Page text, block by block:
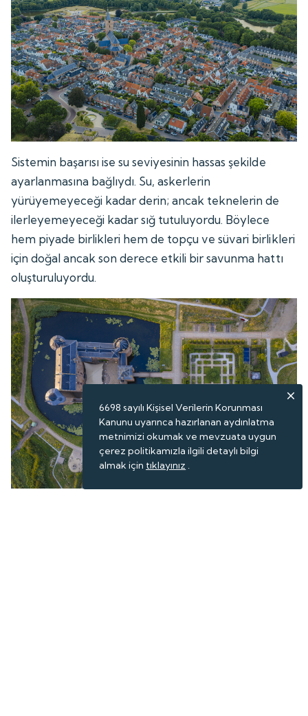
Sistemin başarısı ise su seviyesinin hassas şekilde
ayarlanmasına bağlıydı. Su, askerlerin
yürüyemeyeceği kadar derin; ancak teknelerin de
ilerleyemeyeceği kadar sığ tutuluyordu. Böylece
hem piyade birlikleri hem de topçu ve süvari birlikleri
için doğal ancak son derece etkili bir savunma hattı
oluşturuluyordu.
6698 sayılı Kişisel Verilerin Korunması
Kanunu uyarınca hazırlanan aydınlatma
metnimizi okumak ve mevzuata uygun
çerez politikamızla ilgili detaylı bilgi
almak için tıklayınız .